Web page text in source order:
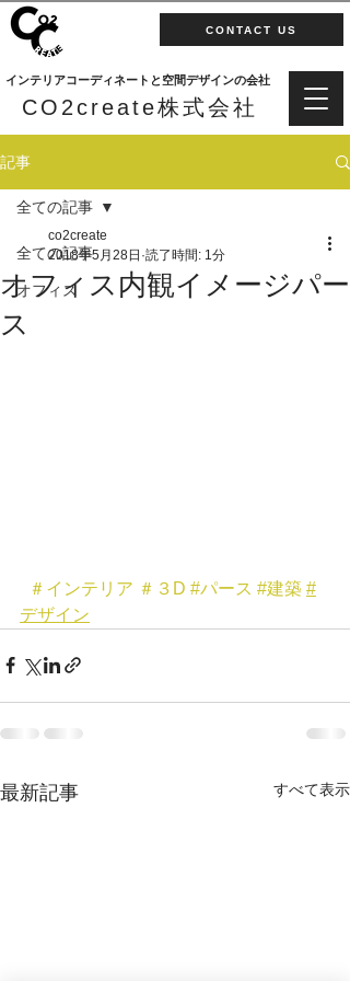
インテリアコーディネートと空間デザインの会社
CO2create株式会社
CONTACT US
記事
全ての記事
オフィス
全ての記事
オフィス内観イメージパー
ス
co2create
2018年5月28日 読了時間: 1分
＃インテリア ＃３D #パース #建築 #
デザイン
最新記事 すべて表示